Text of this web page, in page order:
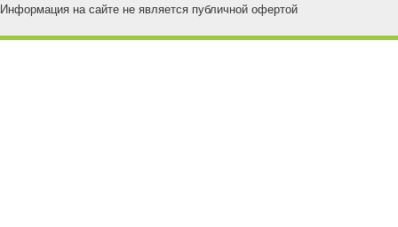
Информация на сайте не является публичной офертой